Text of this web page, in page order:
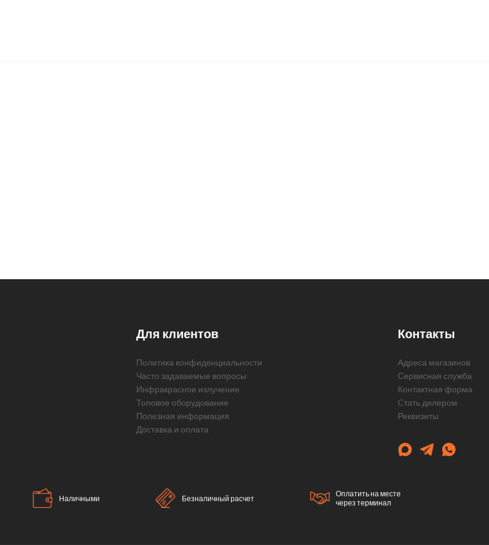
Для клиентов
Политика конфиденциальности
Часто задаваемые вопросы
Инфракрасное излучение
Топовое оборудование
Полезная информация
Доставка и оплата
Контакты
Адреса магазинов
Сервисная служба
Контактная форма
Cтать дилером
Реквизиты
Наличными Безналичный расчет
Оплатить на месте
через терминал